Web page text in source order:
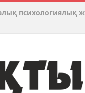
психологиялық